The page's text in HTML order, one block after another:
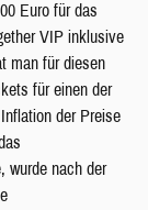
Euro für das
VIP inklusive
man für diesen
für einen der
der Preise
wurde nach der